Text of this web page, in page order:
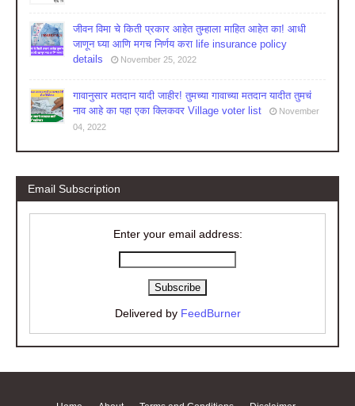
जीवन विमा चे किती प्रकार आहेत तुम्हाला माहित आहेत का! आधी
जाणून घ्या आणि मगच निर्णय करा life insurance policy
details
November 25, 2022
गावानुसार मतदान यादी जाहीर! तुमच्या गावाच्या मतदान यादीत तुमचं
नाव आहे का पहा एका क्लिकवर Village voter list
November
04, 2022
Email Subscription
Enter your email address:
Delivered by FeedBurner